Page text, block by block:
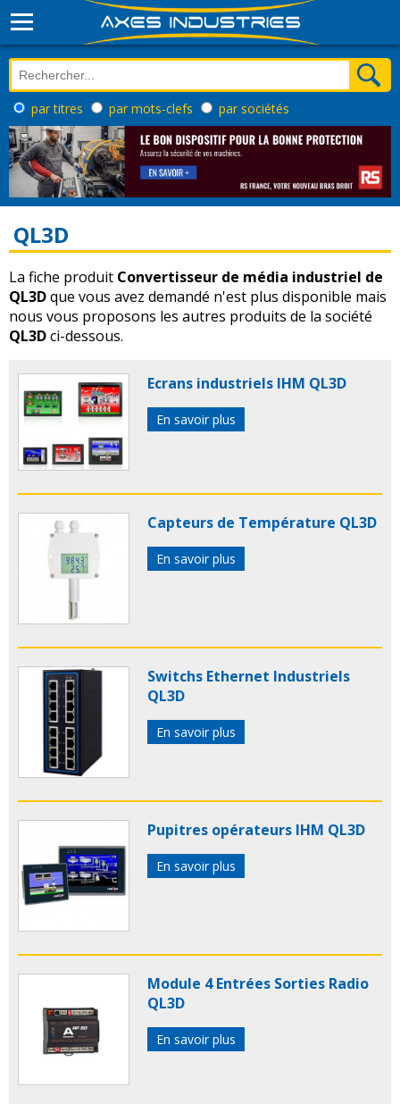
par titres par mots-clefs par sociétés
QL3D
La fiche produit Convertisseur de média industriel de
QL3Dque vous avez demandé n'est plus disponible mais
nous vous proposons les autres produits de la société
QL3Dci-dessous.
Ecrans industriels IHM QL3D
En savoir plus
Capteurs de Température QL3D
En savoir plus
Switchs Ethernet Industriels
QL3D
En savoir plus
Pupitres opérateurs IHM QL3D
En savoir plus
Module 4 Entrées Sorties Radio
QL3D
En savoir plus